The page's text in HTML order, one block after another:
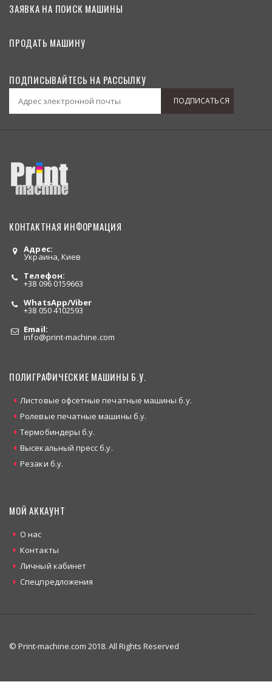
ЗАЯВКА НА ПОИСК МАШИНЫ
ПРОДАТЬ МАШИНУ
ПОДПИСЫВАЙТЕСЬ НА РАССЫЛКУ
ПОДПИСАТЬСЯ
КОНТАКТНАЯ ИНФОРМАЦИЯ
Адрес:
Украина, Киев
Телефон:
+38 096 0159663
WhatsApp/Viber
+38 050 4102593
Email:
info@print-machine.com
ПОЛИГРАФИЧЕСКИЕ МАШИНЫ Б.У.
Листовые офсетные печатные машины б.у.
Ролевые печатные машины б.у.
Термобиндеры б.у.
Высекальный пресс б.у.
Резаки б.у.
МОЙ АККАУНТ
О нас
Контакты
Личный кабинет
Спецпредложения
© Print-machine.com 2018. All Rights Reserved